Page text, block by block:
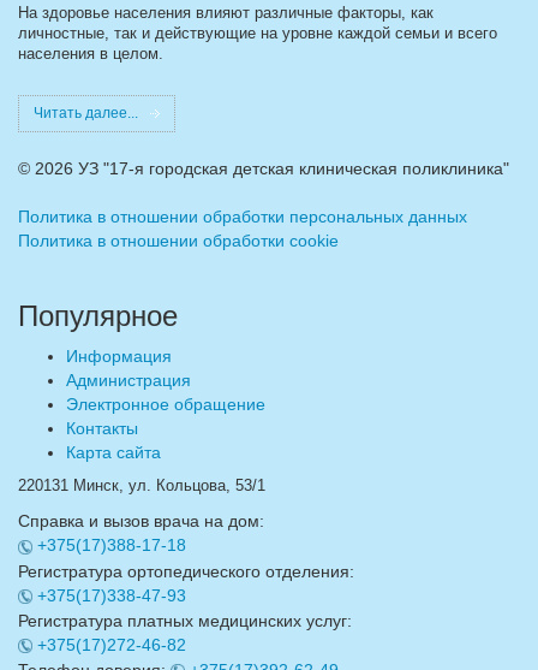
На здоровье населения влияют различные факторы, как
личностные, так и действующие на уровне каждой семьи и всего
населения в целом.
Читать далее...
© 2026 УЗ "17-я городская детская клиническая поликлиника"
Политика в отношении обработки персональных данных
Политика в отношении обработки cookie
Популярное
Информация
Администрация
Электронное обращение
Контакты
Карта сайта
220131 Минск, ул. Кольцова, 53/1
Справка и вызов врача на дом:
+375(17)388-17-18
Регистратура ортопедического отделения:
+375(17)338-47-93
Регистратура платных медицинских услуг:
+375(17)272-46-82